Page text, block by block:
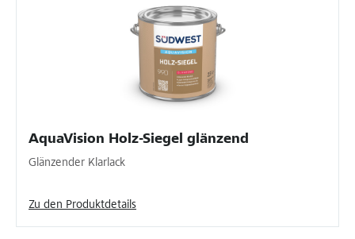
AquaVision Holz-Siegel glänzend
Glänzender Klarlack
Zu den Produktdetails